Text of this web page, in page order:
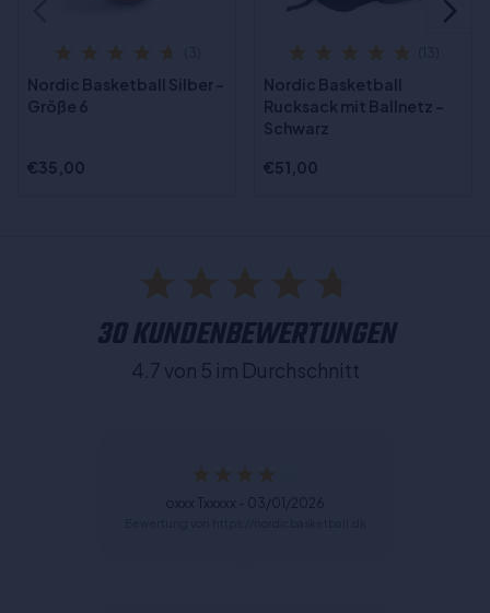
Nordic Basketball Silber -
Größe 6
€35,00
Nordic Basketball
Rucksack mit Ballnetz -
Schwarz
€51,00
30 KUNDENBEWERTUNGEN
4.7 von 5 im Durchschnitt
oxxx Txxxxx - 03/01/2026